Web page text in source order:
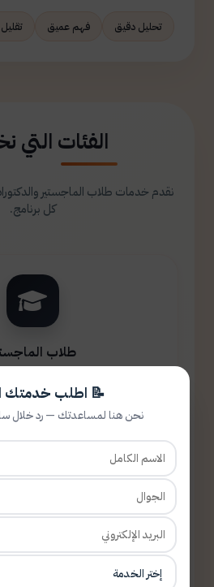
تحليل دقيق فهم عميق
الفئات التي
نقدم خدمات طلاب الماجستير
كل برنامج.
طلاب
📝 اطلب خدمتك
نحن هنا لمساعدتك — رد خلال